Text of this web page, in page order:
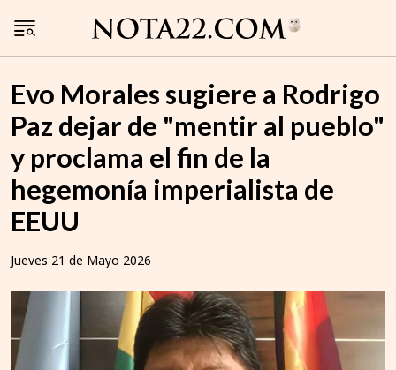
Evo Morales sugiere a Rodrigo
Paz dejar de "mentir al pueblo"
y proclama el fin de la
hegemonía imperialista de
EEUU
Jueves 21 de Mayo 2026